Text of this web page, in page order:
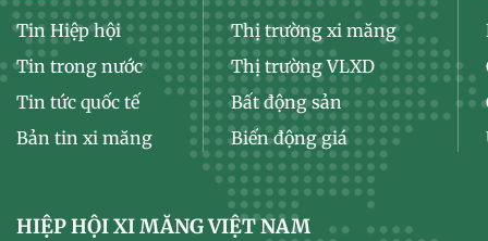
Tin Hiệp hội
Tin trong nước
Tin tức quốc tế
Bản tin xi măng
Thị trường xi măng
Thị trường VLXD
Bất động sản
Biến động giá
HIỆP HỘI XI MĂNG VIỆT NAM